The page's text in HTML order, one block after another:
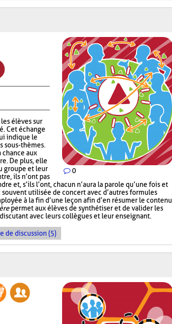
0
élèves sur
Cet échange
indique le
sous-thèmes.
chance aux
De plus, elle
groupe et leur
ils n’ont pas
et, s’ils l’ont, chacun n’aura la parole qu’une fois et
utilisée de concert avec d’autres formules
à la fin d’une leçon afin d’en résumer le contenu
permet aux élèves de synthétiser et de valider les
avec leurs collègues et leur enseignant.
de discussion (5)